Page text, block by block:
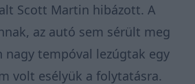
Scott Martin hibázott. A
az autó sem sérült meg
nagy tempóval lezúgtak egy
volt esélyük a folytatásra.